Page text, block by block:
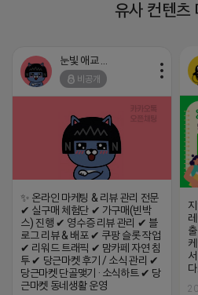
유사 컨텐츠
비공개
✨ 온라인 마케팅 & 리뷰 관리 전문
✔ 실구매 체험단 ✔ 가구매(빈박
스) 진행 ✔ 영수증 리뷰 관리 ✔ 블
로그 리뷰 & 배포 ✔ 쿠팡 슬롯 작업
✔ 리워드 트래픽 ✔ 맘카페 자연 침
투 ✔ 당근마켓 후기 / 소식 관리 ✔
당근마켓 단골맺기 · 소식하트 ✔ 당
근마켓 동네생활 운영
다.